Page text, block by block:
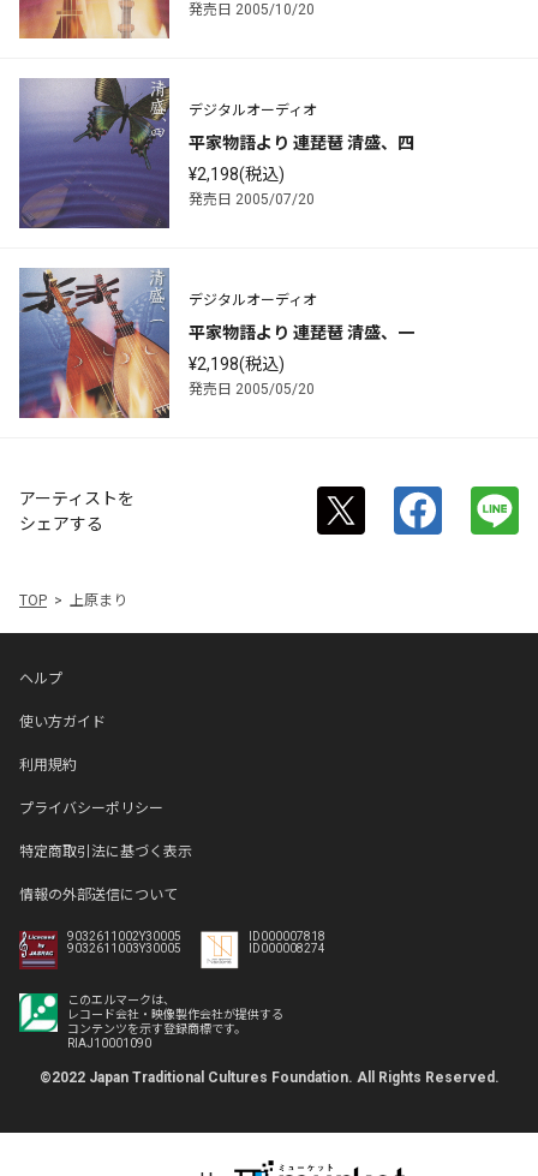
発売日 2005/10/20
デジタルオーディオ
平家物語より 連琵琶 清盛、四
¥2,198(税込)
発売日 2005/07/20
デジタルオーディオ
平家物語より 連琵琶 清盛、一
¥2,198(税込)
発売日 2005/05/20
アーティストを
シェアする
TOP 上原まり
ヘルプ
使い方ガイド
利用規約
プライバシーポリシー
特定商取引法に基づく表示
情報の外部送信について
9032611002Y30005
9032611003Y30005
ID000007818
ID000008274
このエルマークは、
レコード会社・映像製作会社が提供する
コンテンツを示す登録商標です。
RIAJ10001090
©2022 Japan Traditional Cultures Foundation. All Rights Reserved.